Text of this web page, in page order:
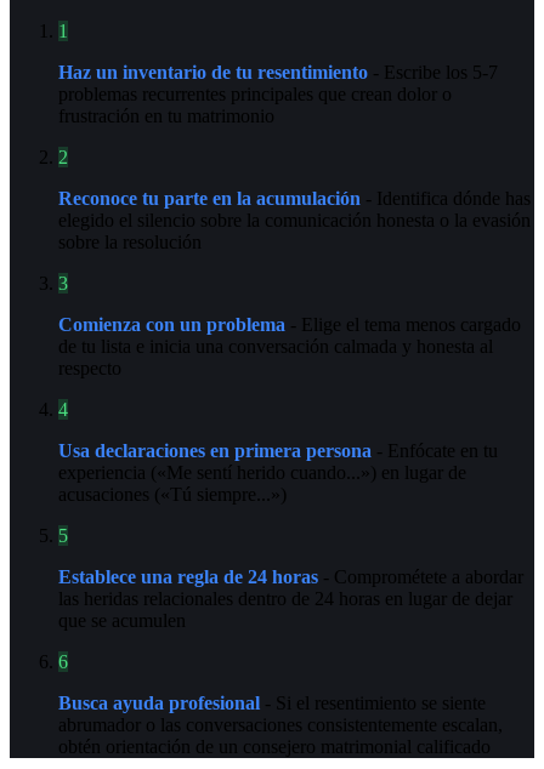
1
Haz un inventario de tu resentimiento - Escribe los 5-7
problemas recurrentes principales que crean dolor o
frustración en tu matrimonio
2
Reconoce tu parte en la acumulación - Identifica dónde has
elegido el silencio sobre la comunicación honesta o la evasión
sobre la resolución
3
Comienza con un problema - Elige el tema menos cargado
de tu lista e inicia una conversación calmada y honesta al
respecto
4
Usa declaraciones en primera persona - Enfócate en tu
experiencia («Me sentí herido cuando...») en lugar de
acusaciones («Tú siempre...»)
5
Establece una regla de 24 horas - Comprométete a abordar
las heridas relacionales dentro de 24 horas en lugar de dejar
que se acumulen
6
Busca ayuda profesional - Si el resentimiento se siente
abrumador o las conversaciones consistentemente escalan,
obtén orientación de un consejero matrimonial calificado